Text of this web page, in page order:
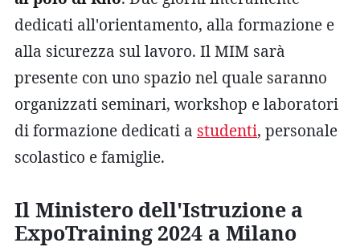
dedicati all'orientamento, alla formazione e
alla sicurezza sul lavoro. Il MIM sarà
presente con uno spazio nel quale saranno
organizzati seminari, workshop e laboratori
di formazione dedicati a studenti, personale
scolastico e famiglie.
Il Ministero dell'Istruzione a
ExpoTraining 2024 a Milano